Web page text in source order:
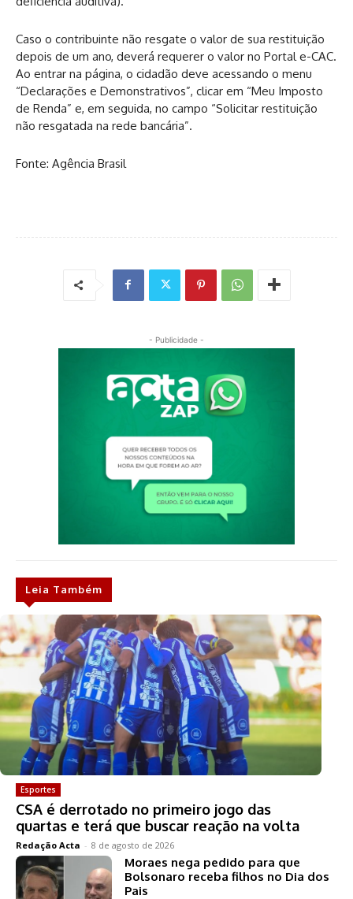
Caso o contribuinte não resgate o valor de sua restituição
depois de um ano, deverá requerer o valor no Portal e-CAC.
Ao entrar na página, o cidadão deve acessando o menu
“Declarações e Demonstrativos”, clicar em “Meu Imposto
de Renda” e, em seguida, no campo “Solicitar restituição
não resgatada na rede bancária”.
Fonte: Agência Brasil
- Publicidade -
Leia Também
Esportes
CSA é derrotado no primeiro jogo das
quartas e terá que buscar reação na volta
Redação Acta - 8 de agosto de 2026
Moraes nega pedido para que
Bolsonaro receba filhos no Dia dos
Pais